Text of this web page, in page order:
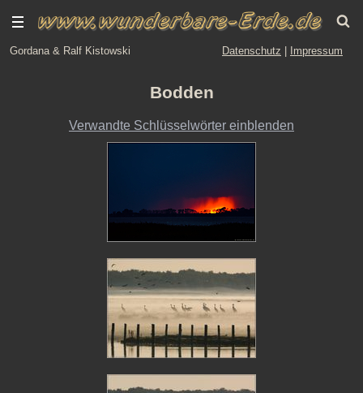
Gordana & Ralf Kistowski Datenschutz Impressum
Bodden
Verwandte Schlüsselwörter einblenden